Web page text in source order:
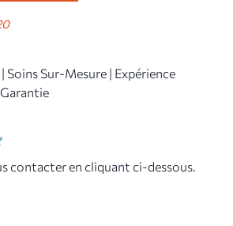
Soins Sur-Mesure | Expérience
contacter en cliquant ci-dessous.